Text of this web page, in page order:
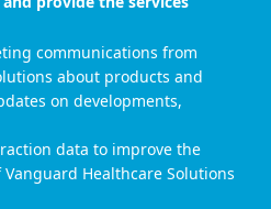
communications from
about products and
on developments,
data to improve the
Healthcare Solutions